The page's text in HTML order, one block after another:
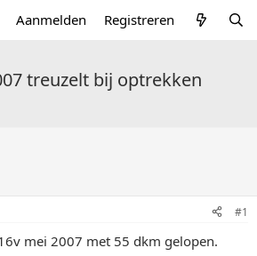
Aanmelden Registreren
treuzelt bij optrekken
#1
mei 2007 met 55 dkm gelopen.